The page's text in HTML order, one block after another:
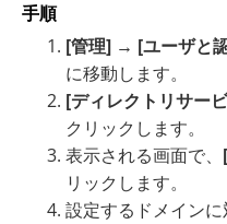
手順
[管理] → [ユーザと
に移動します。
[ディレクトリサー
クリックします。
表示される画面で、
リックします。
設定するドメインに